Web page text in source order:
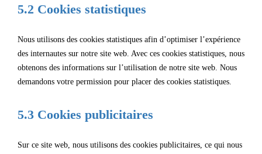
5.2 Cookies statistiques
Nous utilisons des cookies statistiques afin d’optimiser l’expérience
des internautes sur notre site web. Avec ces cookies statistiques, nous
obtenons des informations sur l’utilisation de notre site web. Nous
demandons votre permission pour placer des cookies statistiques.
5.3 Cookies publicitaires
Sur ce site web, nous utilisons des cookies publicitaires, ce qui nous